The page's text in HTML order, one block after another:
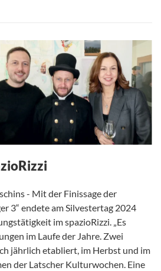
- Mit der Finissage der
3“ endete am Silvestertag 2024
im spazioRizzi. „Es
im Laufe der Jahre. Zwei
jährlich etabliert, im Herbst und im
der Latscher Kulturwochen. Eine